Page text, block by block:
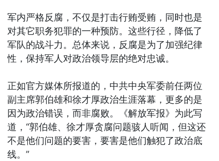
军内严格反腐，不仅是打击行贿受贿，同时也是
对其它职务犯罪的一种预防。这些行径，降低了
军队的战斗力。总体来说，反腐是为了加强纪律
性，保持军人对政治领导层的绝对忠诚。
正如官方媒体所报道的，中共中央军委前任两位
副主席郭伯雄和徐才厚政治生涯落幕，更多的是
因为政治错误，而非腐败。《解放军报》为此写
道，“郭伯雄、徐才厚贪腐问题骇人听闻，但这还
不是他们问题的要害，要害是他们触犯了政治底
线。”